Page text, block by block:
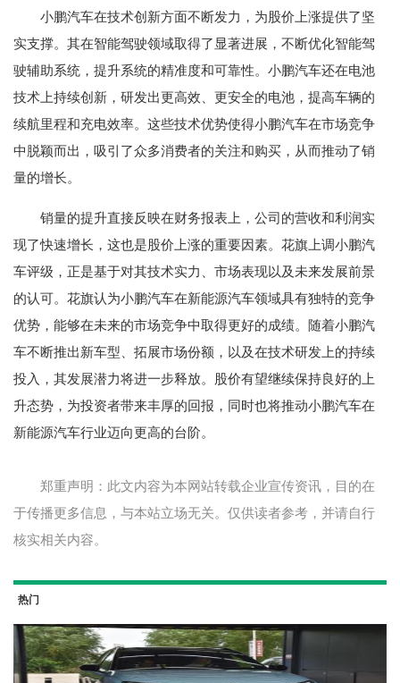
小鹏汽车在技术创新方面不断发力，为股价上涨提供了坚
实支撑。其在智能驾驶领域取得了显著进展，不断优化智能驾
驶辅助系统，提升系统的精准度和可靠性。小鹏汽车还在电池
技术上持续创新，研发出更高效、更安全的电池，提高车辆的
续航里程和充电效率。这些技术优势使得小鹏汽车在市场竞争
中脱颖而出，吸引了众多消费者的关注和购买，从而推动了销
量的增长。
销量的提升直接反映在财务报表上，公司的营收和利润实
现了快速增长，这也是股价上涨的重要因素。花旗上调小鹏汽
车评级，正是基于对其技术实力、市场表现以及未来发展前景
的认可。花旗认为小鹏汽车在新能源汽车领域具有独特的竞争
优势，能够在未来的市场竞争中取得更好的成绩。随着小鹏汽
车不断推出新车型、拓展市场份额，以及在技术研发上的持续
投入，其发展潜力将进一步释放。股价有望继续保持良好的上
升态势，为投资者带来丰厚的回报，同时也将推动小鹏汽车在
新能源汽车行业迈向更高的台阶。
郑重声明：此文内容为本网站转载企业宣传资讯，目的在
于传播更多信息，与本站立场无关。仅供读者参考，并请自行
核实相关内容。
热门